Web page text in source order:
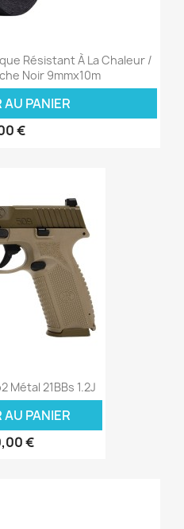
Résistant À La Chaleur /
Noir 9mmx10m
PANIER
€
Métal 21BBs 1.2J
PANIER
€